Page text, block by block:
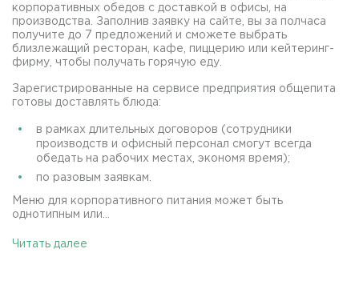
корпоративных обедов с доставкой в офисы, на
производства. Заполнив заявку на сайте, вы за полчаса
получите до 7 предложений и сможете выбрать
близлежащий ресторан, кафе, пиццерию или кейтеринг-
фирму, чтобы получать горячую еду.
Зарегистрированные на сервисе предприятия общепита
готовы доставлять блюда:
в рамках длительных договоров (сотрудники
производств и офисный персонал смогут всегда
обедать на рабочих местах, экономя время);
по разовым заявкам.
Меню для корпоративного питания может быть
однотипным или...
Читать далее